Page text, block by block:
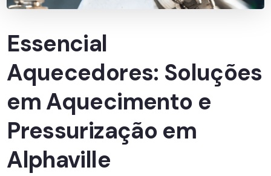
Essencial
Aquecedores: Soluções
em Aquecimento e
Pressurização em
Alphaville